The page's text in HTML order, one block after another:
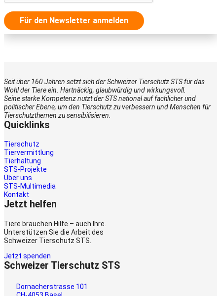
Für den Newsletter anmelden
Seit über 160 Jahren setzt sich der Schweizer Tierschutz STS für das
Wohl der Tiere ein. Hartnäckig, glaubwürdig und wirkungsvoll.
Seine starke Kompetenz nutzt der STS national auf fachlicher und
politischer Ebene, um den Tierschutz zu verbessern und Menschen für
Tierschutzthemen zu sensibilisieren.
Quicklinks
Tierschutz
Tiervermittlung
Tierhaltung
STS-Projekte
Über uns
STS-Multimedia
Kontakt
Jetzt helfen
Tiere brauchen Hilfe – auch Ihre.
Unterstützen Sie die Arbeit des
Schweizer Tierschutz STS.
Jetzt spenden
Schweizer Tierschutz STS
Dornacherstrasse 101